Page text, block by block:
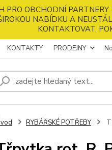
OBCHODNÍ
NABÍDKU A
KONTAKTOVAT,
KONTAKTY PRODEJNY
RYBÁŘSKÉ POTŘEBY